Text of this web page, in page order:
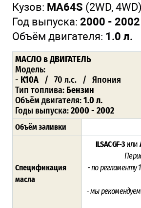
Кузов: MA64S (2WD, 4WD)
Год выпуска: 2000 - 2002
Объём двигателя: 1.0 л.
МАСЛО в ДВИГАТЕЛЬ
Модель:
- K10A / 70 л.с. / Япония
Тип топлива: Бензин
Объём двигателя:1.0 л.
Годы выпуска:2000 - 2002
Объём заливки
Спецификация
масла
ILSAC GF-3или
- по регламенту
- мы